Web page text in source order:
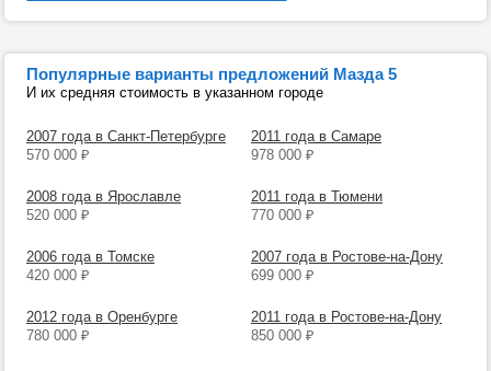
Популярные варианты предложений Мазда 5
И их средняя стоимость в указанном городе
2007 года в Санкт-Петербурге
570 000 ₽
2011 года в Самаре
978 000 ₽
2008 года в Ярославле
520 000 ₽
2011 года в Тюмени
770 000 ₽
2006 года в Томске
420 000 ₽
2007 года в Ростове-на-Дону
699 000 ₽
2012 года в Оренбурге
780 000 ₽
2011 года в Ростове-на-Дону
850 000 ₽